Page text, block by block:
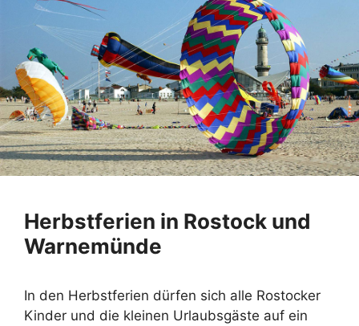
Herbstferien in Rostock und
Warnemünde
In den Herbstferien dürfen sich alle Rostocker
Kinder und die kleinen Urlaubsgäste auf ein